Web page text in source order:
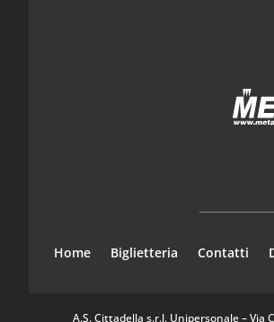
Home Biglietteria Contatti
A.S. Cittadella s.r.l. Unipersonale – Via